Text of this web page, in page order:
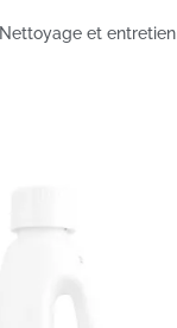
Nettoyage et entretien